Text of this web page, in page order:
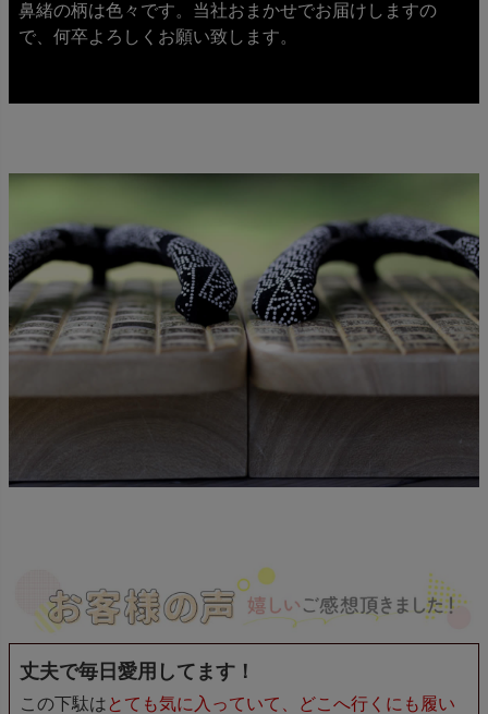
鼻緒の柄は色々です。当社おまかせでお届けしますの
で、何卒よろしくお願い致します。
丈夫で毎日愛用してます！
この下駄は とても気に入っていて、どこへ行くにも履い